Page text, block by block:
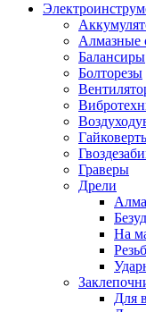
Алмазные
Балансиры
Болторезы
Граверы
Дрели
На
Для